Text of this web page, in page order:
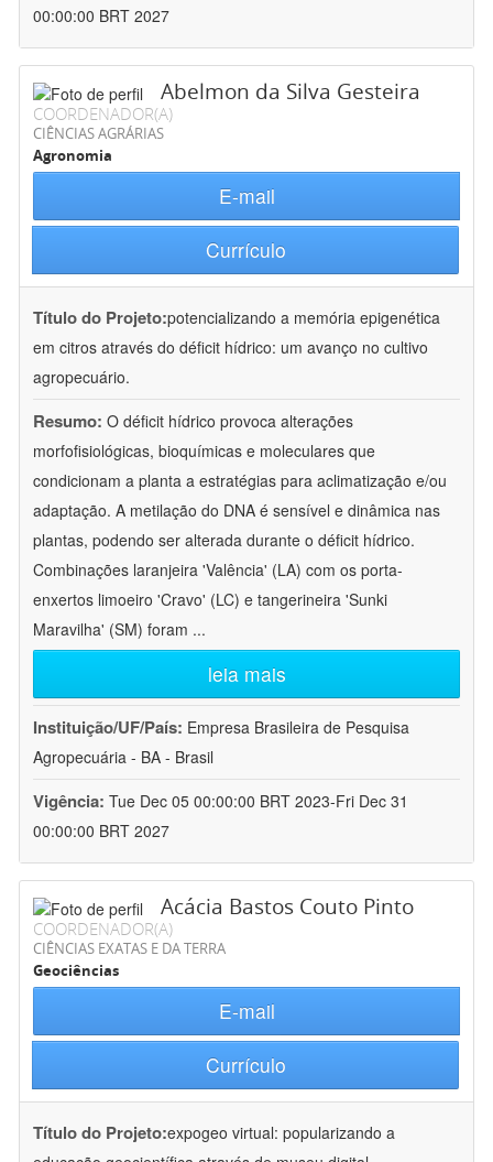
00:00:00 BRT 2027
Abelmon da Silva Gesteira
COORDENADOR(A)
CIÊNCIAS AGRÁRIAS
Agronomia
E-mail
Currículo
Título do Projeto:potencializando a memória epigenética
em citros através do déficit hídrico: um avanço no cultivo
agropecuário.
Resumo: O déficit hídrico provoca alterações
morfofisiológicas, bioquímicas e moleculares que
condicionam a planta a estratégias para aclimatização e/ou
adaptação. A metilação do DNA é sensível e dinâmica nas
plantas, podendo ser alterada durante o déficit hídrico.
Combinações laranjeira 'Valência' (LA) com os porta-
enxertos limoeiro 'Cravo' (LC) e tangerineira 'Sunki
Maravilha' (SM) foram ...
leia mais
Instituição/UF/País: Empresa Brasileira de Pesquisa
Agropecuária - BA - Brasil
Vigência: Tue Dec 05 00:00:00 BRT 2023-Fri Dec 31
00:00:00 BRT 2027
Acácia Bastos Couto Pinto
COORDENADOR(A)
CIÊNCIAS EXATAS E DA TERRA
Geociências
E-mail
Currículo
Título do Projeto:expogeo virtual: popularizando a